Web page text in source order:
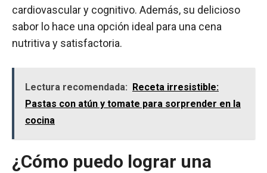
cardiovascular y cognitivo. Además, su delicioso
sabor lo hace una opción ideal para una cena
nutritiva y satisfactoria.
Lectura recomendada: Receta irresistible:
Pastas con atún y tomate para sorprender en la
cocina
¿Cómo puedo lograr una